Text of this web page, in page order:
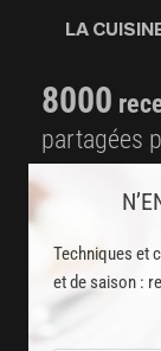
Techniques et
et de saison :
LA
8000
partagées
2000
Des